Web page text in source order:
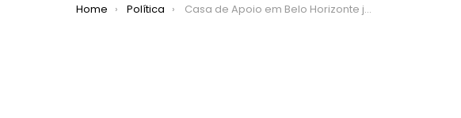
You are here:
Home Política Casa de Apoio em Belo Horizonte já disponibilizou mais de 18 mil diárias a pacientes de João Monlevade